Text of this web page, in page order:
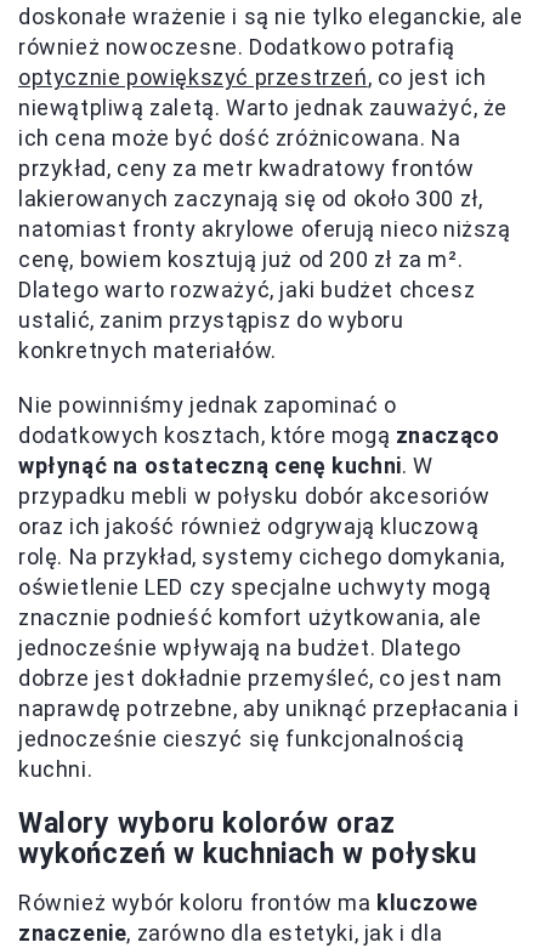
doskonałe wrażenie i są nie tylko eleganckie, ale
również nowoczesne. Dodatkowo potrafią
optycznie powiększyć przestrzeń, co jest ich
niewątpliwą zaletą. Warto jednak zauważyć, że
ich cena może być dość zróżnicowana. Na
przykład, ceny za metr kwadratowy frontów
lakierowanych zaczynają się od około 300 zł,
natomiast fronty akrylowe oferują nieco niższą
cenę, bowiem kosztują już od 200 zł za m².
Dlatego warto rozważyć, jaki budżet chcesz
ustalić, zanim przystąpisz do wyboru
konkretnych materiałów.
Nie powinniśmy jednak zapominać o
dodatkowych kosztach, które mogą znacząco
wpłynąć na ostateczną cenę kuchni. W
przypadku mebli w połysku dobór akcesoriów
oraz ich jakość również odgrywają kluczową
rolę. Na przykład, systemy cichego domykania,
oświetlenie LED czy specjalne uchwyty mogą
znacznie podnieść komfort użytkowania, ale
jednocześnie wpływają na budżet. Dlatego
dobrze jest dokładnie przemyśleć, co jest nam
naprawdę potrzebne, aby uniknąć przepłacania i
jednocześnie cieszyć się funkcjonalnością
kuchni.
Walory wyboru kolorów oraz
wykończeń w kuchniach w połysku
Również wybór koloru frontów ma kluczowe
znaczenie, zarówno dla estetyki, jak i dla